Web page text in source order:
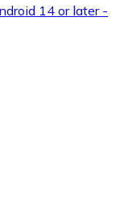
14 or later -